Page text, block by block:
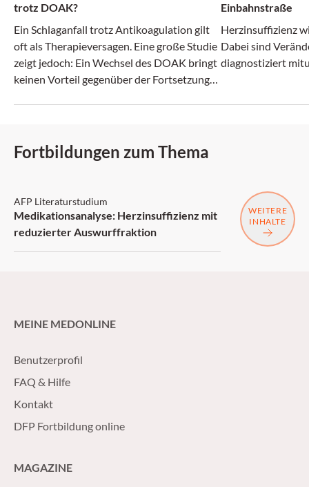
trotz DOAK?
Ein Schlaganfall trotz Antikoagulation gilt
oft als Therapieversagen. Eine große Studie
zeigt jedoch: Ein Wechsel des DOAK bringt
keinen Vorteil gegenüber der Fortsetzung
Einbahnstraße
Herzinsuffizienz
Dabei sind
diagnostiziert
Fortbildungen zum Thema
AFP Literaturstudium
Medikationsanalyse: Herzinsuffizienz mit
reduzierter Auswurffraktion
WEITERE
INHALTE
MEINE MEDONLINE
Benutzerprofil
FAQ & Hilfe
Kontakt
DFP Fortbildung online
MAGAZINE